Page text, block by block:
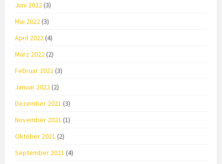
Juni 2022(3)
Mai 2022(3)
April 2022(4)
März 2022(2)
Februar 2022(3)
Januar 2022(2)
Dezember 2021 (3)
November 2021 (1)
Oktober 2021 (2)
September 2021 (4)